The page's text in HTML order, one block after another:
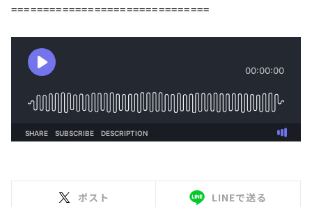
===============================
ポスト LINEで送る